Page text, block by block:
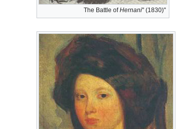
"The Battle of
Hernani" (1830)